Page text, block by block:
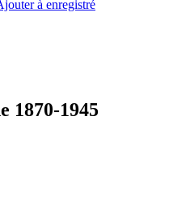
à enregistré
1870-1945